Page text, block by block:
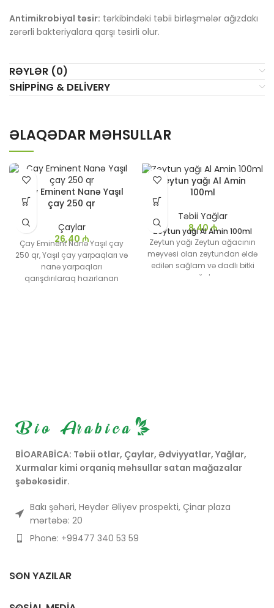
Antimikrobiyal təsir: tərkibindəki təbii birləşmələr ağızdakı
zərərli bakteriyalara qarşı təsirli olur.
RƏYLƏR (0)
SHIPPING & DELIVERY
ƏLAQƏDAR MƏHSULLAR
Çay Eminent Nanə Yaşıl
çay 250 qr
Çaylar
26,40₼
Çay Eminent Nanə Yaşıl çay
250 qr, Yaşıl çay yarpaqları və
nanə yarpaqları
qarışdırılaraq hazırlanan
Zeytun yağı Al Amin
100ml
Təbii Yağlar
8,40₼
Zeytun yağı Al Amin 100ml
Zeytun yağı Zeytun ağacının
meyvəsi olan zeytundan əldə
edilən sağlam və dadlı bitki
yağıdır.
BİOARABİCA: Təbii otlar, Çaylar, Ədviyyatlar, Yağlar,
Xurmalar kimi orqaniq məhsullar satan mağazalar
şəbəkəsidir.
Bakı şəhəri, Heydər Əliyev prospekti, Çinar plaza
mərtəbə: 20
Phone: +99477 340 53 59
SON YAZILAR